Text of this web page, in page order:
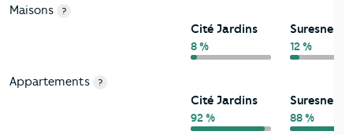
Maisons ?
Cité Jardins
8 %
Suresnes
12 %
Appartements ?
Cité Jardins
92 %
Suresnes
88 %